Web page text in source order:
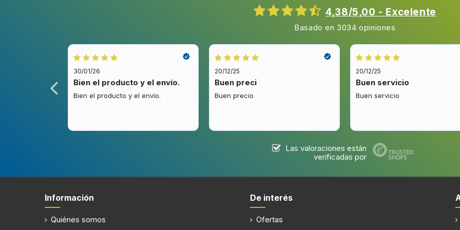
Filtración
Número de filtros 3 pieza(s)
Posición de la luz
Eficiencia energética
4,38/5,00 - Excelente
Basado en 3034 opiniones
30/01/26
Bien el producto y el envío.
Bien el producto y el envío.
20/12/25
Buen preci
Buen precio
20/12/25
Buen servicio
Buen servicio
Las valoraciones están
verificadas por
Información
Quiénes somos
De interés
Ofertas